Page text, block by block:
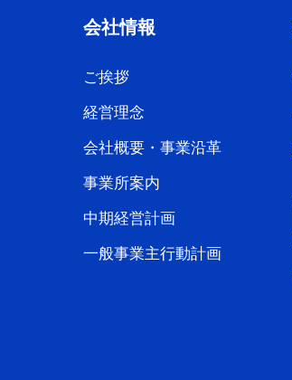
会社情報
ご挨拶
経営理念
会社概要・事業沿革
事業所案内
中期経営計画
一般事業主行動計画